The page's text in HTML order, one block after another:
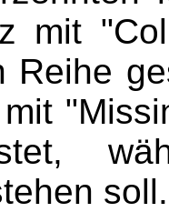
mit
Reihe
soll.